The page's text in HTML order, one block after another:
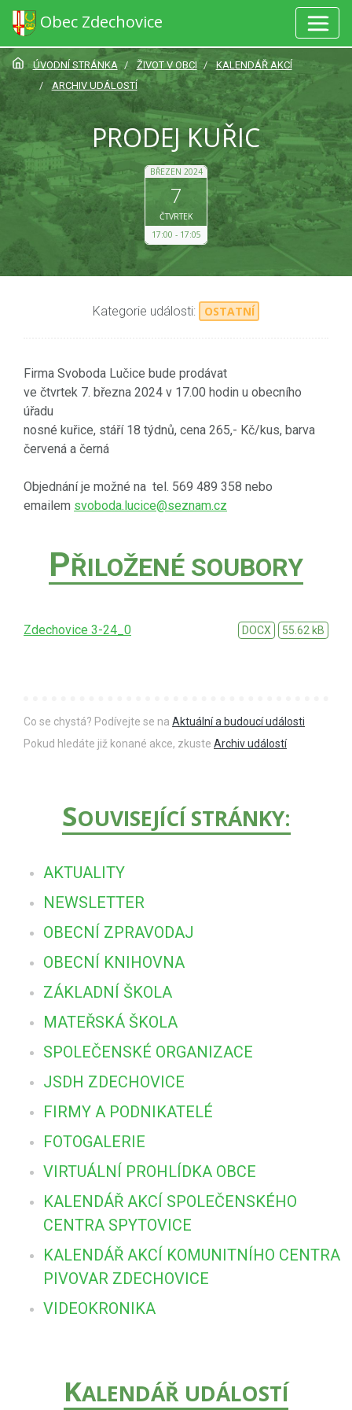
Obec Zdechovice
ÚVODNÍ STRÁNKA ŽIVOT V OBCI
KALENDÁŘ AKCÍ
ARCHIV UDÁLOSTÍ
PRODEJ KUŘIC
BŘEZEN 2024
7
ČTVRTEK
17:00
17:05
Kategorie události: OSTATNÍ
Firma Svoboda Lučice bude prodávat
ve čtvrtek 7. března 2024 v 17.00 hodin u obecního
úřadu
nosné kuřice, stáří 18 týdnů, cena 265,- Kč/kus, barva
červená a černá
Objednání je možné na tel. 569 489 358 nebo
emailem svoboda.lucice@seznam.cz
PŘILOŽENÉ SOUBORY
Zdechovice 3-24_0 DOCX 55.62 kB
Co se chystá? Podívejte se na Aktuální a budoucí události
Pokud hledáte již konané akce, zkuste Archiv událostí
SOUVISEJÍCÍ STRÁNKY:
AKTUALITY
NEWSLETTER
OBECNÍ ZPRAVODAJ
OBECNÍ KNIHOVNA
ZÁKLADNÍ ŠKOLA
MATEŘSKÁ ŠKOLA
SPOLEČENSKÉ ORGANIZACE
JSDH ZDECHOVICE
FIRMY A PODNIKATELÉ
FOTOGALERIE
VIRTUÁLNÍ PROHLÍDKA OBCE
KALENDÁŘ AKCÍ SPOLEČENSKÉHO
CENTRA SPYTOVICE
KALENDÁŘ AKCÍ KOMUNITNÍHO CENTRA
PIVOVAR ZDECHOVICE
VIDEOKRONIKA
KALENDÁŘ UDÁLOSTÍ